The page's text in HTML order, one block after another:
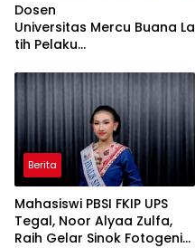
Dosen
Universitas Mercu Buana La
tih Pelaku
Lewat Kemasan
Berita
Mahasiswi PBSI FKIP UPS
Tegal, Noor Alyaa Zulfa,
Raih Gelar Sinok Fotogenik